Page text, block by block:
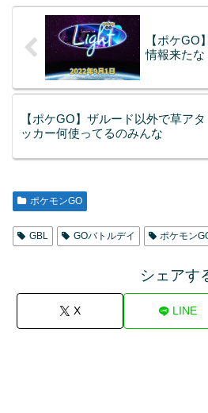
【ポケGO
情報来たな
【ポケGO】ザルード以外で草アタ
ッカー何使ってるのみんな
ポケモンGO
GBL GOバトルデイ ポケモン
シェアす
X LINE